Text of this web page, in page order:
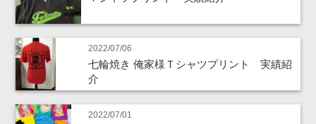
2022/07/06
七輪焼き 俺家様Ｔシャツプリント 実績紹
介
2022/07/01